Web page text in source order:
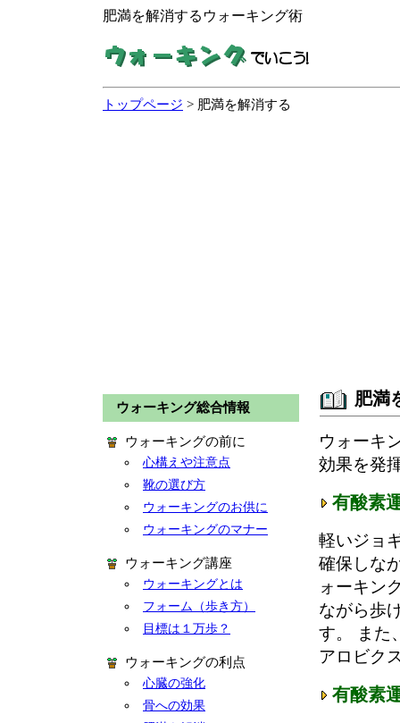
肥満を解消するウォーキング術
トップページ > 肥満を解消する
ウォーキング総合情報
ウォーキングの前に
心構えや注意点
靴の選び方
ウォーキングのお供に
ウォーキングのマナー
ウォーキング講座
ウォーキングとは
フォーム（歩き方）
目標は１万歩？
ウォーキングの利点
心臓の強化
骨への効果
肥満
ウォーキ
効果を発
有酸素
軽いジョ
確保しな
ォーキン
ながら歩
す。 また
アロビク
有酸素